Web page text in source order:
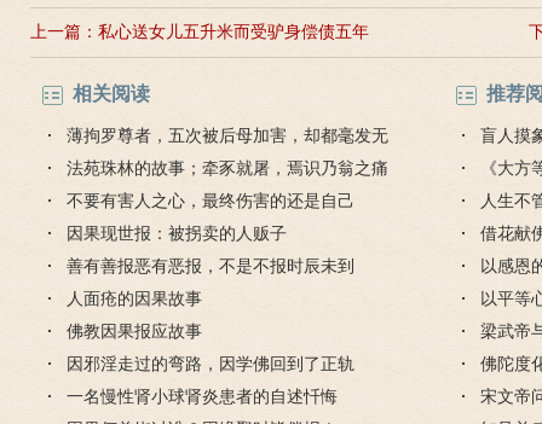
上一篇： 私心送女儿五升米而受驴身偿债五年
相关阅读
薄拘罗尊者，五次被后母加害，却都毫发无
损
法苑珠林的故事；牵豕就屠，焉识乃翁之痛
不要有害人之心，最终伤害的还是自己
因果现世报：被拐卖的人贩子
善有善报恶有恶报，不是不报时辰未到
人面疮的因果故事
佛教因果报应故事
因邪淫走过的弯路，因学佛回到了正轨
一名慢性肾小球肾炎患者的自述忏悔
推荐
盲人摸
《大
人生不
对待
借花献
灯佛
以感恩
以平等
梁武帝
是哪个
佛陀度
宋文帝